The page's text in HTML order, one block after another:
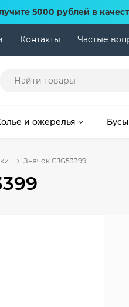
5000 рублей в
Контакты Частые
и ожерелья Бусы
Значок CJG53399